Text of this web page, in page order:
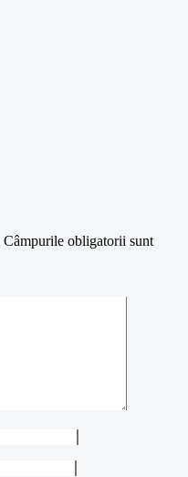
Câmpurile obligatorii sunt